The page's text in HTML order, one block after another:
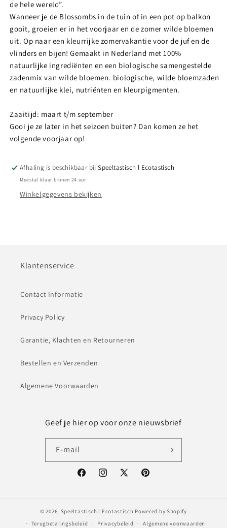
de hele wereld”.
Wanneer je de Blossombs in de tuin of in een pot op balkon
gooit, groeien er in het voorjaar en de zomer wilde bloemen
uit. Op naar een kleurrijke zomervakantie voor de juf en de
vlinders en bijen! Gemaakt in Nederland met 100%
natuurlijke ingrediënten en een biologische samengestelde
zadenmix van wilde bloemen. biologische, wilde bloemzaden
en natuurlijke klei, nutriënten en kleurpigmenten.
Zaaitijd: maart t/m september
Gooi je ze later in het seizoen buiten? Dan komen ze het
volgende voorjaar op!
Afhaling is beschikbaar bijSpeeltastisch l Ecotastisch
Meestal klaar binnen 24 uur
Winkelgegevens bekijken
Klantenservice
Contact Informatie
Privacy Policy
Garantie, Klachten en Retourneren
Bestellen en Verzenden
Algemene Voorwaarden
Geef je hier op voor onze nieuwsbrief
E‑mail
FacebookInstagram
X
Pinterest
© 2026, Speeltastisch l Ecotastisch Powered by Shopify
Terugbetalingsbeleid
Privacybeleid Algemene voorwaarden